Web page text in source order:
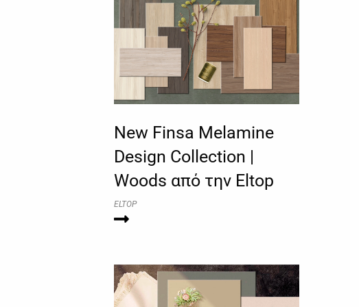
New Finsa Melamine
Design Collection |
Woods από την Eltop
ELTOP